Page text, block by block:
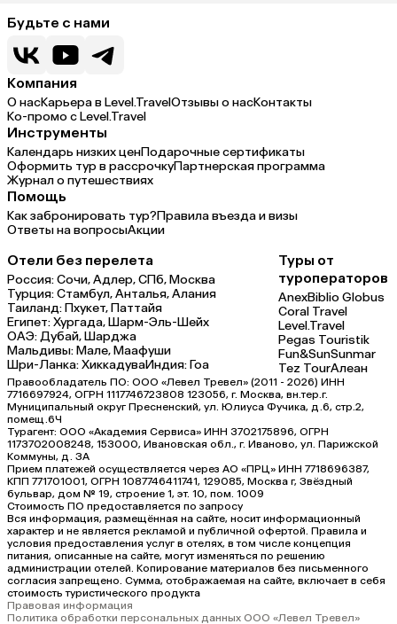
Будьте с нами
Компания
О насКарьера в Level.TravelОтзывы о насКонтакты
Ко-промо с Level.Travel
Инструменты
Календарь низких ценПодарочные сертификаты
Оформить тур в рассрочкуПартнерская программа
Журнал о путешествиях
Помощь
Как забронировать тур?Правила въезда и визы
Ответы на вопросыАкции
Отели без перелета
Россия:Сочи,Адлер,СПб,Москва
Турция:Стамбул,Анталья,Алания
Таиланд:Пхукет,Паттайя
Египет:Хургада,Шарм-Эль-Шейх
ОАЭ:Дубай,Шарджа
Мальдивы:Мале,Маафуши
Шри-Ланка:ХиккадуваИндия:Гоа
Туры от
туроператоров
AnexBiblio Globus
Coral Travel
Level.Travel
Pegas Touristik
Fun&SunSunmar
Tez TourАлеан
Правообладатель ПО: ООО «Левел Тревел» (2011 - 2026) ИНН
7716697924, ОГРН 1117746723808 123056, г. Москва, вн.тер.г.
Муниципальный округ Пресненский, ул. Юлиуса Фучика, д.6, стр.2,
помещ.6Ч
Турагент: ООО «Академия Сервиса» ИНН 3702175896, ОГРН
1173702008248, 153000, Ивановская обл., г. Иваново, ул. Парижской
Коммуны, д. ЗА
Прием платежей осуществляется через АО «ПРЦ» ИНН 7718696387,
КПП 771701001, ОГРН 1087746411741, 129085, Москва г, Звёздный
бульвар, дом № 19, строение 1, эт. 10, пом. 1009
Стоимость ПО предоставляется по запросу
Вся информация, размещённая на сайте, носит информационный
характер и не является рекламой и публичной офертой. Правила и
условия предоставления услуг в отелях, в том числе концепция
питания, описанные на сайте, могут изменяться по решению
администрации отелей. Копирование материалов без письменного
согласия запрещено. Сумма, отображаемая на сайте, включает в себя
стоимость туристического продукта
Правовая информация
Политика обработки персональных данных ООО «Левел Тревел»